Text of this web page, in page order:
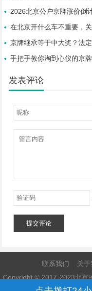
2026北京公户京牌涨价倒
在北京开什么车不重要，
京牌继承等于中大奖？法
手把手教你淘到心仪的京
发表评论
提交评论
联系我们 关于
Copyright © 2017-2023北京